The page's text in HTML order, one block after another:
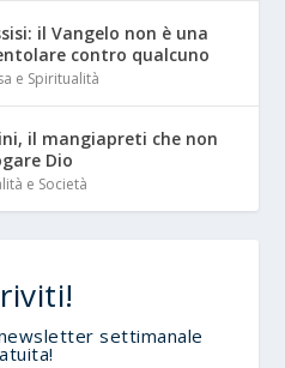
il Vangelo non è una
contro qualcuno
e Spiritualità
il mangiapreti che non
Dio
e Società
settimanale